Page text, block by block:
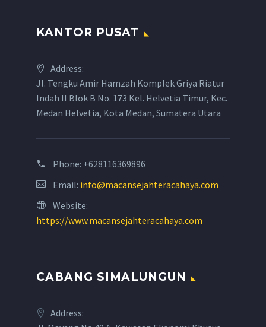
KANTOR PUSAT
Address:
Jl. Tengku Amir Hamzah Komplek Griya Riatur
Indah II Blok B No. 173 Kel. Helvetia Timur, Kec.
Medan Helvetia, Kota Medan, Sumatera Utara
Phone: +628116369896
Email: info@macansejahteracahaya.com
Website:
https://www.macansejahteracahaya.com
CABANG SIMALUNGUN
Address: